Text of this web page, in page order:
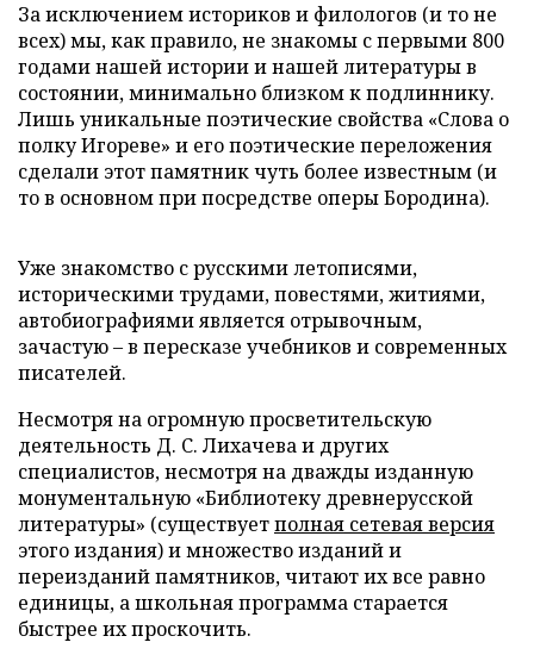
За исключением историков и филологов (и то не
всех) мы, как правило, не знакомы с первыми 800
годами нашей истории и нашей литературы в
состоянии, минимально близком к подлиннику.
Лишь уникальные поэтические свойства «Слова о
полку Игореве» и его поэтические переложения
сделали этот памятник чуть более известным (и
то в основном при посредстве оперы Бородина).
Уже знакомство с русскими летописями,
историческими трудами, повестями, житиями,
автобиографиями является отрывочным,
зачастую – в пересказе учебников и современных
писателей.
Несмотря на огромную просветительскую
деятельность Д. С. Лихачева и других
специалистов, несмотря на дважды изданную
монументальную «Библиотеку древнерусской
литературы» (существуетполная сетевая версия
этого издания) и множество изданий и
переизданий памятников, читают их все равно
единицы, а школьная программа старается
быстрее их проскочить.